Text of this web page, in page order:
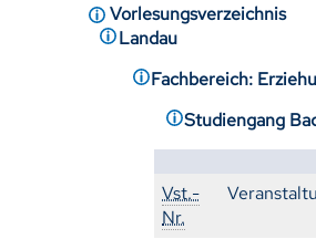
Vorlesungsverzeichnis
Landau
Fachbereich:
Studiengang
Vst.-
Nr.